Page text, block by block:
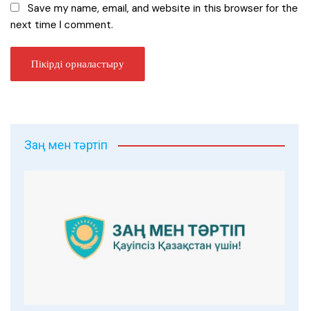
Save my name, email, and website in this browser for the
next time I comment.
Заң мен тәртіп